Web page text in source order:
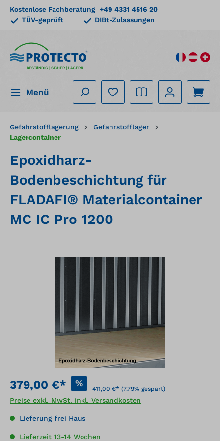
springen
Kostenlose Fachberatung +49 4331 4516 20
TÜV-geprüft
DIBt-Zulassungen
BESTÄNDIG | SICHER | LAGERN
Menü
Gefahrstofflagerung
Gefahrstofflager
Lagercontainer
Epoxidharz-
Bodenbeschichtung für
FLADAFI® Materialcontainer
MC IC Pro 1200
379,00 €* %
411,00 €* (7.79% gespart)
Preise exkl. MwSt. inkl. Versandkosten
Lieferung frei Haus
Lieferzeit 13-14 Wochen